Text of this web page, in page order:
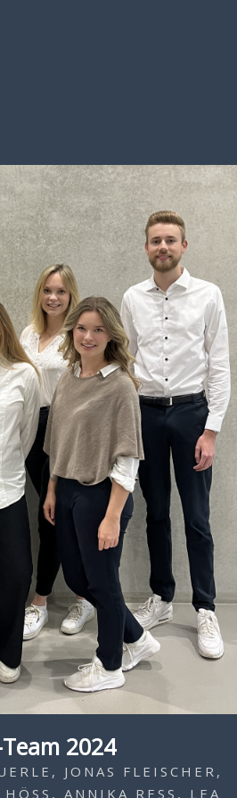
2024
JONAS FLEISCHER,
ANNIKA RESS, LEA L